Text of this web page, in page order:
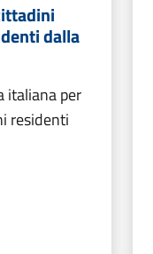
dalla
italiana per
residenti